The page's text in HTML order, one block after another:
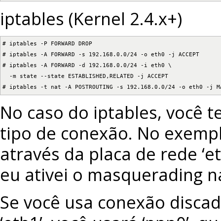
iptables (Kernel 2.4.x+)
# iptables -P FORWARD DROP
# iptables -A FORWARD -s 192.168.0.0/24 -o eth0 -j ACCEPT
# iptables -A FORWARD -d 192.168.0.0/24 -i eth0 \
  -m state --state ESTABLISHED,RELATED -j ACCEPT
# iptables -t nat -A POSTROUTING -s 192.168.0.0/24 -o eth0 -j
No caso do iptables, você
tipo de conexão. No
através da placa de rede
eu ativei o masquerading
Se você usa conexão